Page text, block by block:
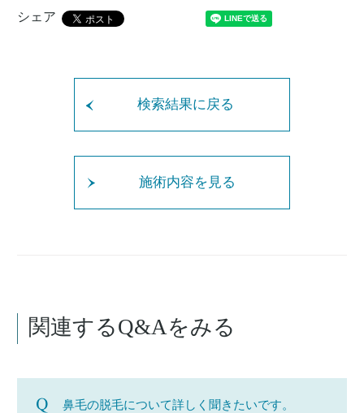
シェア
検索結果に戻る
施術内容を見る
関連するQ&Aをみる
鼻毛の脱毛について詳しく聞きたいです。